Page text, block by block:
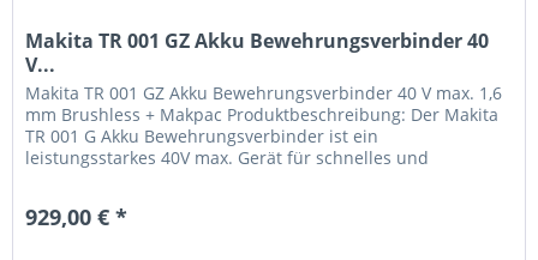
Makita TR 001 GZ Akku Bewehrungsverbinder 40
V...
Makita TR 001 GZ Akku Bewehrungsverbinder 40 V max. 1,6
mm Brushless + Makpac Produktbeschreibung: Der Makita
TR 001 G Akku Bewehrungsverbinder ist ein
leistungsstarkes 40V max. Gerät für schnelles und
929,00 € *